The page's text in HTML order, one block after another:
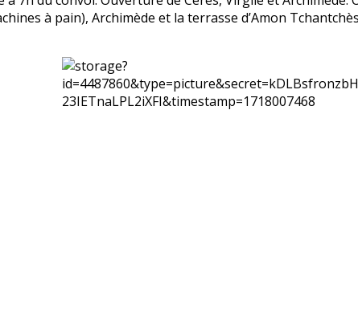
à pain), Archimède et la terrasse d’Amon